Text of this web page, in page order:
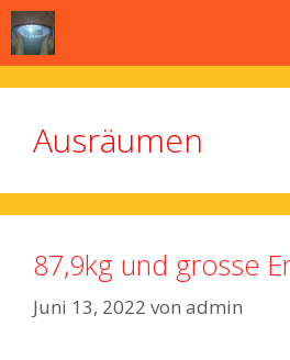
Zum
Inhalt
springen
Ausräumen
87,9kg und grosse
Juni 13, 2022 von admin